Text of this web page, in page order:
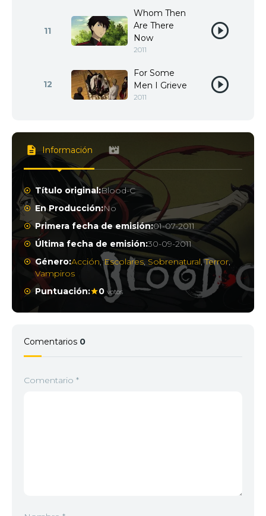
11
Whom Then
Are There
Now
2011
12
For Some
Men I Grieve
2011
Información
Título original:Blood-C
En Producción:No
Primera fecha de emisión:01-07-2011
Última fecha de emisión:30-09-2011
Género:Acción,Escolares, Sobrenatural,Terror,
Vampiros
Puntuación:
0 votos
Comentarios 0
Comentario *